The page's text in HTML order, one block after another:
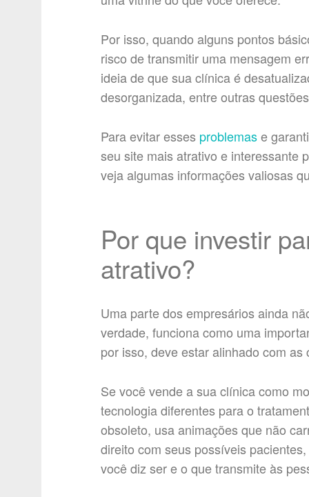
Por isso, quando alguns pontos
risco de transmitir uma mensagem
ideia de que sua clínica é
desorganizada, entre outras
Para evitar esses problemase
seu site mais atrativo e interessante
veja algumas informações valiosas
Por que investir
atrativo?
Uma parte dos empresários ainda
verdade, funciona como uma
por isso, deve estar alinhado com
Se você vende a sua clínica como
tecnologia diferentes para o
obsoleto, usa animações que não
direito com seus possíveis
você diz ser e o que transmite às